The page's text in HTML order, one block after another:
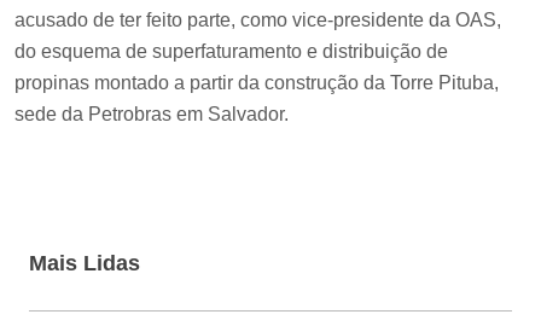
acusado de ter feito parte, como vice-presidente da OAS,
do esquema de superfaturamento e distribuição de
propinas montado a partir da construção da Torre Pituba,
sede da Petrobras em Salvador.
Mais Lidas